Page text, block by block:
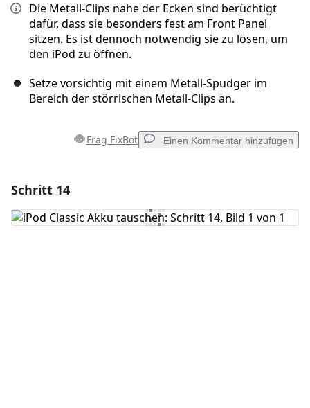
Die Metall-Clips nahe der Ecken sind berüchtigt
dafür, dass sie besonders fest am Front Panel
sitzen. Es ist dennoch notwendig sie zu lösen, um
den iPod zu öffnen.
Setze vorsichtig mit einem Metall-Spudger im
Bereich der störrischen Metall-Clips an.
Frag FixBot Einen Kommentar hinzufügen
Kommentar hinzufügen
Schritt 14